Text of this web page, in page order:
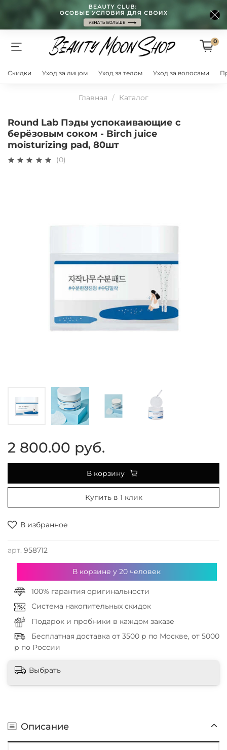
0
Скидки Уход за лицом Уход за телом Уход за волосами
Главная Каталог
Round Lab Пэды успокаивающие с
берёзовым соком - Birch juice
moisturizing pad, 80шт
(0)
В избранное
арт. 958712
2 800.00 руб.
В корзину
Купить в 1 клик
В корзине у20 человек
100% гарантия оригинальности
Система накопительных скидок
Подарок и пробники в каждом заказе
Бесплатная доставка от 3500 р по Москве, от 5000
р по России
Выбрать
Описание